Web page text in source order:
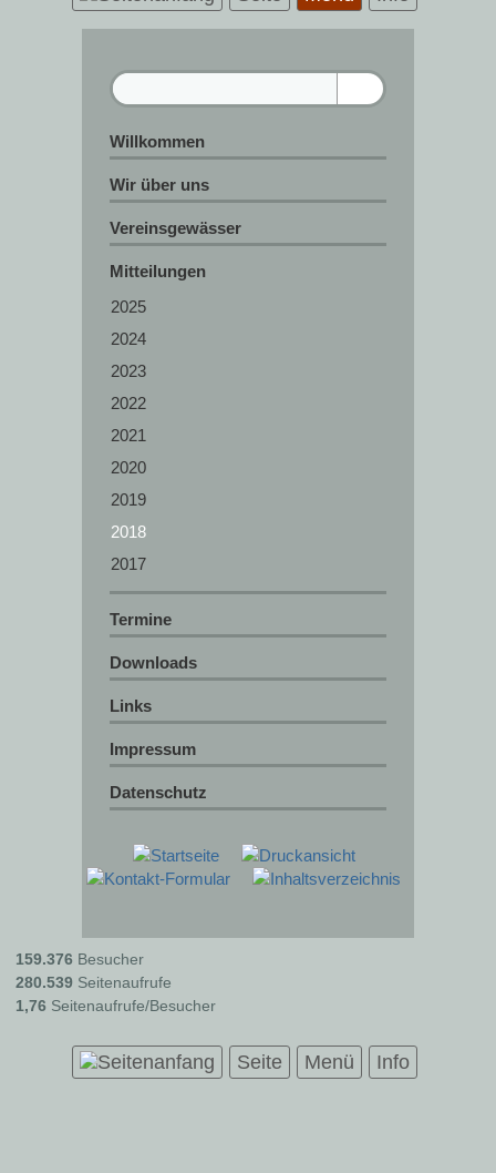
Willkommen
Wir über uns
Vereinsgewässer
Mitteilungen
2025
2024
2023
2022
2021
2020
2019
2018
2017
Termine
Downloads
Links
Impressum
Datenschutz
159.376 Besucher
280.539 Seitenaufrufe
1,76 Seitenaufrufe/Besucher
Seite Menü Info